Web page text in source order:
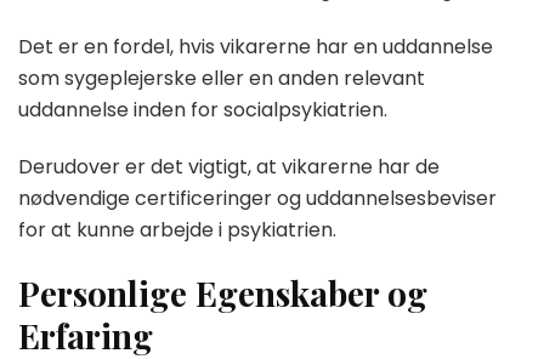
Det er en fordel, hvis vikarerne har en uddannelse
som sygeplejerske eller en anden relevant
uddannelse inden for socialpsykiatrien.
Derudover er det vigtigt, at vikarerne har de
nødvendige certificeringer og uddannelsesbeviser
for at kunne arbejde i psykiatrien.
Personlige Egenskaber og
Erfaring